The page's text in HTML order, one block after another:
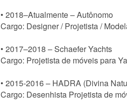
• 2018–Atualmente – Autônomo
Cargo: Designer / Projetista /
• 2017–2018 – Schaefer Yachts
Cargo: Projetista de móveis para
• 2015-2016 – HADRA (Divina
Cargo: Desenhista Projetista de